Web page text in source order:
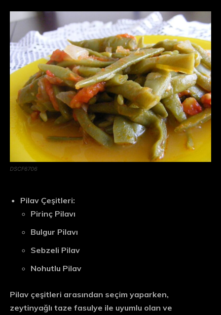
DSCF6706
Pilav Çeşitleri:
Pirinç Pilavı
Bulgur Pilavı
Sebzeli Pilav
Nohutlu Pilav
Pilav çeşitleri arasından seçim yaparken,
zeytinyağlı taze fasulye ile uyumlu olan ve